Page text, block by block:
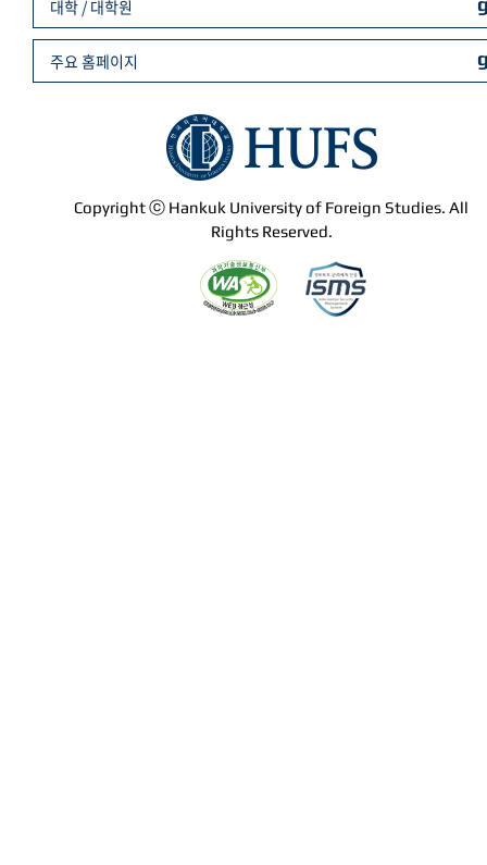
Copyright ⓒ Hankuk University of Foreign Studies. All
Rights Reserved.
대학 / 대학원
주요 홈페이지